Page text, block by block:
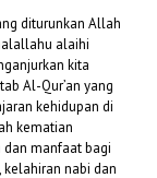
diturunkan Allah
alaihi
kita
Al-Qur’an yang
kehidupan di
kematian
manfaat bagi
nabi dan